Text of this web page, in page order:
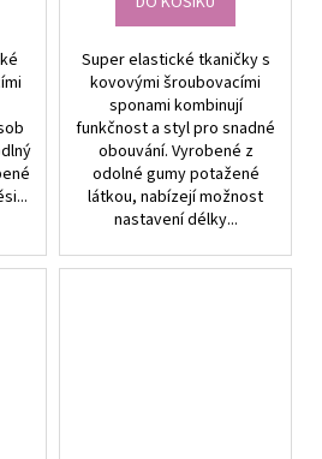
Super elastické tkaničky s
kovovými šroubovacími
sponami kombinují
funkčnost a styl pro snadné
obouvání. Vyrobené z
odolné gumy potažené
látkou, nabízejí možnost
nastavení délky...